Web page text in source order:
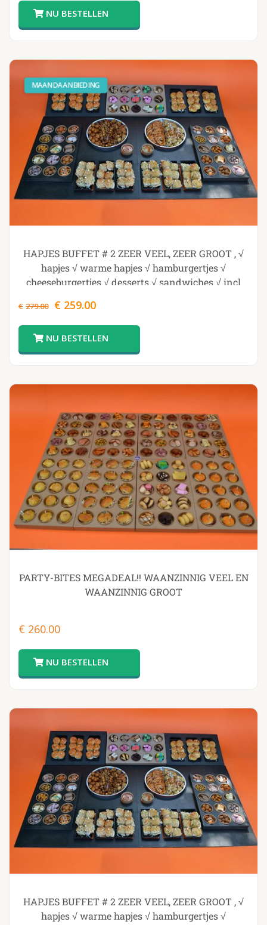
was:
€265.00.
is:
€245.00.
MAANDAANBIEDING
HAPJES BUFFET # 2 ZEER VEEL, ZEER GROOT , √
hapjes √ warme hapjes √ hamburgertjes √
cheeseburgertjes √ desserts √ sandwiches √ incl
BESTE ONLINE PRODUCT FOOD
€ 279.00
Oorspronkelijke
was:
€279.00.
€ 259.00Huidige
is:
€259.00.
PARTY-BITES MEGADEAL!! WAANZINNIG VEEL EN
WAANZINNIG GROOT
€ 260.00
HAPJES BUFFET # 2 ZEER VEEL, ZEER GROOT , √
hapjes √ warme hapjes √ hamburgertjes √